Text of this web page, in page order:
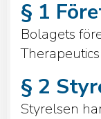
§ 1
Bolagets
§ 2
Styrelsen